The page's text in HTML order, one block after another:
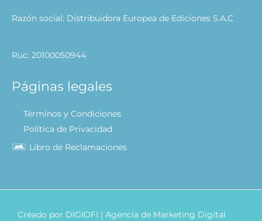
Razón social: Distribuidora Europea de Ediciones S.A.C
Ruc: 20100050944
Páginas legales
Términos y Condiciones
Política de Privacidad
Libro de Reclamaciones
Creado por DIGIOFI | Agencia de Marketing Digital